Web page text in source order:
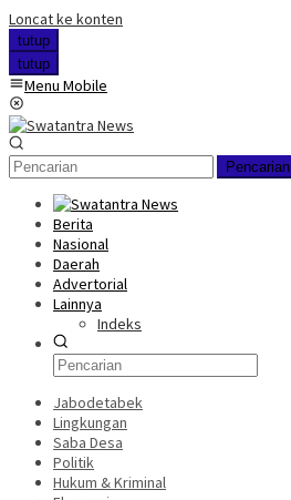
Loncat ke konten
tutup
tutup
Menu Mobile
Pencarian
Berita
Nasional
Daerah
Advertorial
Lainnya
Indeks
Jabodetabek
Lingkungan
Saba Desa
Politik
Hukum & Kriminal